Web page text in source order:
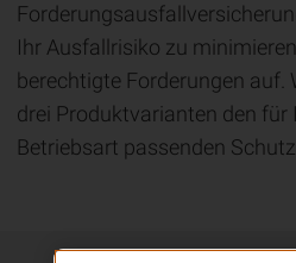
Ihr Ausfallrisiko zu
berechtigte Forderungen auf.
drei Produktvarianten den für
Betriebsart passenden